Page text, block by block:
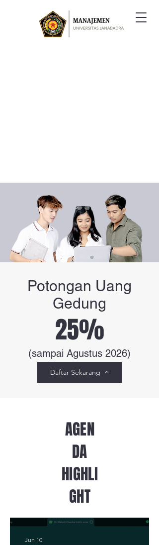
Potongan Uang
Gedung
25%
(sampai Agustus 2026)
Daftar Sekarang
AGEN
DA
HIGHLI
GHT
Jun 10